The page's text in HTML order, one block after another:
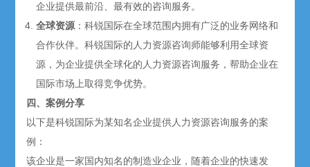
企业提供最前沿、最有效的咨询服务。
全球资源：科锐国际在全球范围内拥有广泛的业务网络和
合作伙伴。科锐国际的人力资源咨询师能够利用全球资
源，为企业提供全球化的人力资源咨询服务，帮助企业在
国际市场上取得竞争优势。
四、案例分享
以下是科锐国际为某知名企业提供人力资源咨询服务的案
例：
该企业是一家国内知名的制造业企业，随着企业的快速发